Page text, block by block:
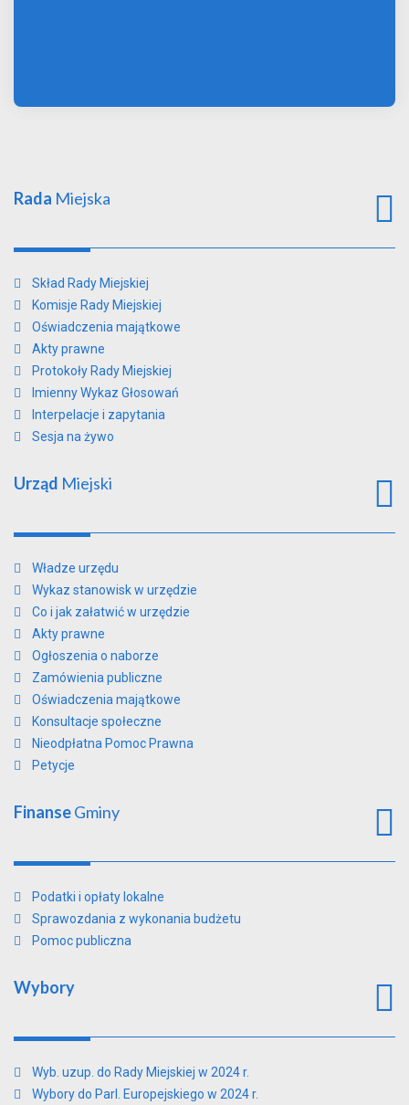
Rada Miejska
Skład Rady Miejskiej
Komisje Rady Miejskiej
Oświadczenia majątkowe
Akty prawne
Protokoły Rady Miejskiej
Imienny Wykaz Głosowań
Interpelacje i zapytania
Sesja na żywo
Urząd Miejski
Władze urzędu
Wykaz stanowisk w urzędzie
Co i jak załatwić w urzędzie
Akty prawne
Ogłoszenia o naborze
Zamówienia publiczne
Oświadczenia majątkowe
Konsultacje społeczne
Nieodpłatna Pomoc Prawna
Petycje
FinanseGminy
Podatki i opłaty lokalne
Sprawozdania z wykonania budżetu
Pomoc publiczna
Wybory
Wyb. uzup. do Rady Miejskiej w 2024 r.
Wybory do Parl. Europejskiego w 2024 r.